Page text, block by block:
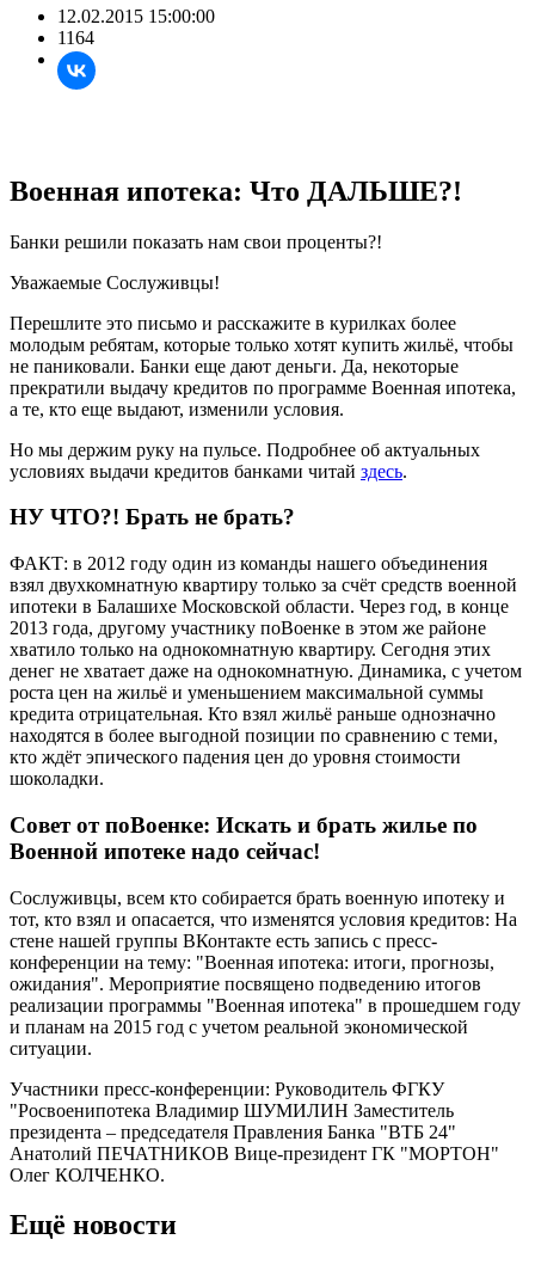
12.02.2015 15:00:00
1164
Военная ипотека: Что ДАЛЬШЕ?!
Банки решили показать нам свои проценты?!
Уважаемые Сослуживцы!
Перешлите это письмо и расскажите в курилках более
молодым ребятам, которые только хотят купить жильё, чтобы
не паниковали. Банки еще дают деньги. Да, некоторые
прекратили выдачу кредитов по программе Военная ипотека,
а те, кто еще выдают, изменили условия.
Но мы держим руку на пульсе. Подробнее об актуальных
условиях выдачи кредитов банками читай здесь.
НУ ЧТО?! Брать не брать?
ФАКТ: в 2012 году один из команды нашего объединения
взял двухкомнатную квартиру только за счёт средств военной
ипотеки в Балашихе Московской области. Через год, в конце
2013 года, другому участнику поВоенке в этом же районе
хватило только на однокомнатную квартиру. Сегодня этих
денег не хватает даже на однокомнатную. Динамика, с учетом
роста цен на жильё и уменьшением максимальной суммы
кредита отрицательная. Кто взял жильё раньше однозначно
находятся в более выгодной позиции по сравнению с теми,
кто ждёт эпического падения цен до уровня стоимости
шоколадки.
Совет от поВоенке: Искать и брать жилье по
Военной ипотеке надо сейчас!
Сослуживцы, всем кто собирается брать военную ипотеку и
тот, кто взял и опасается, что изменятся условия кредитов: На
стене нашей группы ВКонтакте есть запись с пресс-
конференции на тему: "Военная ипотека: итоги, прогнозы,
ожидания". Мероприятие посвящено подведению итогов
реализации программы "Военная ипотека" в прошедшем году
и планам на 2015 год с учетом реальной экономической
ситуации.
Участники пресс-конференции: Руководитель ФГКУ
"Росвоенипотека Владимир ШУМИЛИН Заместитель
президента – председателя Правления Банка "ВТБ 24"
Анатолий ПЕЧАТНИКОВ Вице-президент ГК "МОРТОН"
Олег КОЛЧЕНКО.
Ещё новости